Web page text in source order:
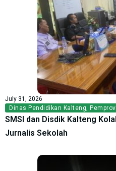
July 31, 2026
Dinas Pendidikan Kalteng,
SMSI dan Disdik Kalteng
Jurnalis Sekolah